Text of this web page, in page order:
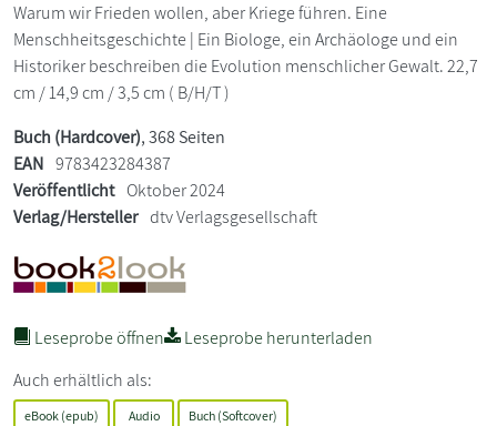
Warum wir Frieden wollen, aber Kriege führen. Eine
Menschheitsgeschichte | Ein Biologe, ein Archäologe und ein
Historiker beschreiben die Evolution menschlicher Gewalt. 22,7
cm / 14,9 cm / 3,5 cm ( B/H/T )
Buch (Hardcover), 368 Seiten
EAN 9783423284387
Veröffentlicht Oktober 2024
Verlag/Hersteller dtv Verlagsgesellschaft
Leseprobe öffnen
Leseprobe herunterladen
Auch erhältlich als:
eBook (epub)
Audio
Buch (Softcover)